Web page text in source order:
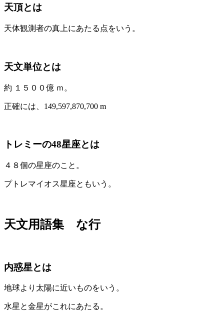
天頂とは
天体観測者の真上にあたる点をいう。
天文単位とは
約 １５００億 ｍ。
正確には、149,597,870,700 m
トレミーの48星座とは
４８個の星座のこと。
プトレマイオス星座ともいう。
天文用語集 な行
内惑星とは
地球より太陽に近いものをいう。
水星と金星がこれにあたる。